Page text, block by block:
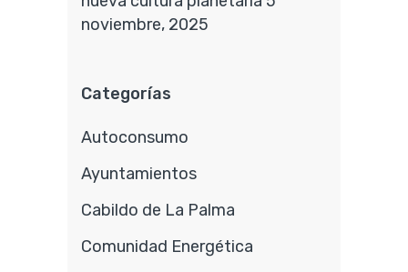
noviembre, 2025
Categorías
Autoconsumo
Ayuntamientos
Cabildo de La Palma
Comunidad Energética